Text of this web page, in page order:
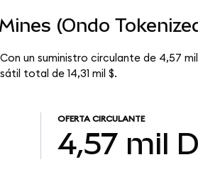
(Ondo
un suministro circulante de 4,57
total de 14,31 mil $.
OFERTA CIRCULANTE
4,57 mil